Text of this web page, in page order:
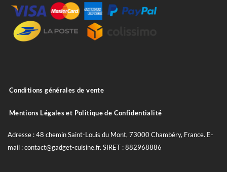
Conditions générales de vente
Mentions Légales et Politique de Confidentialité
Adresse : 48 chemin Saint-Louis du Mont, 73000 Chambéry, France. E-
mail : contact@gadget-cuisine.fr. SIRET : 882968886